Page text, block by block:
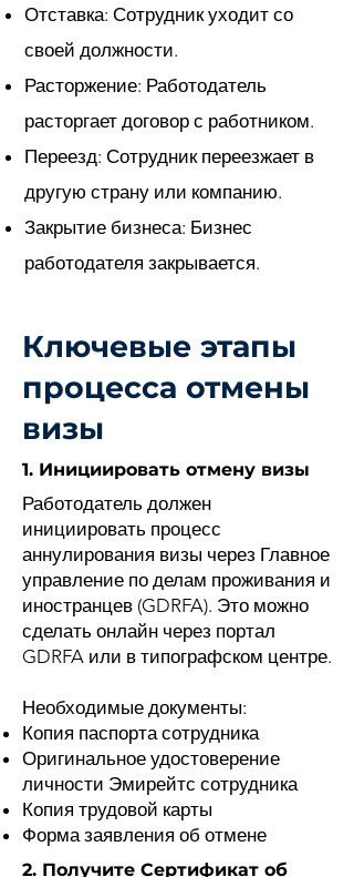
Отставка: Сотрудник уходит со
своей должности.
Расторжение: Работодатель
расторгает договор с работником.
Переезд: Сотрудник переезжает в
другую страну или компанию.
Закрытие бизнеса: Бизнес
работодателя закрывается.
Ключевые этапы
процесса отмены
визы
1. Инициировать отмену визы
Работодатель должен
инициировать процесс
аннулирования визы через Главное
управление по делам проживания и
иностранцев (GDRFA). Это можно
сделать онлайн через портал
GDRFA или в типографском центре.
Необходимые документы:
Копия паспорта сотрудника
Оригинальное удостоверение
личности Эмирейтс сотрудника
Копия трудовой карты
Форма заявления об отмене
2. Получите Сертификат об